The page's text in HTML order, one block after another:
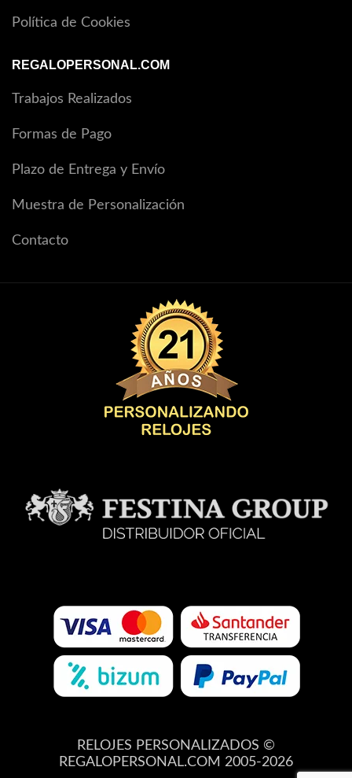
Política de Cookies
REGALOPERSONAL.COM
Trabajos Realizados
Formas de Pago
Plazo de Entrega y Envío
Muestra de Personalización
Contacto
RELOJES PERSONALIZADOS ©
REGALOPERSONAL.COM 2005-2026